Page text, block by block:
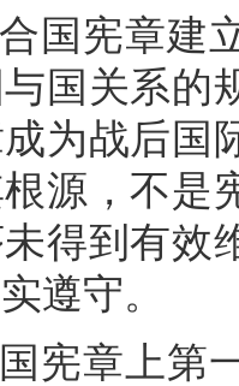
国宪章建
国关系的
为战后国
源，不是
得到有效
遵守。
宪章上第